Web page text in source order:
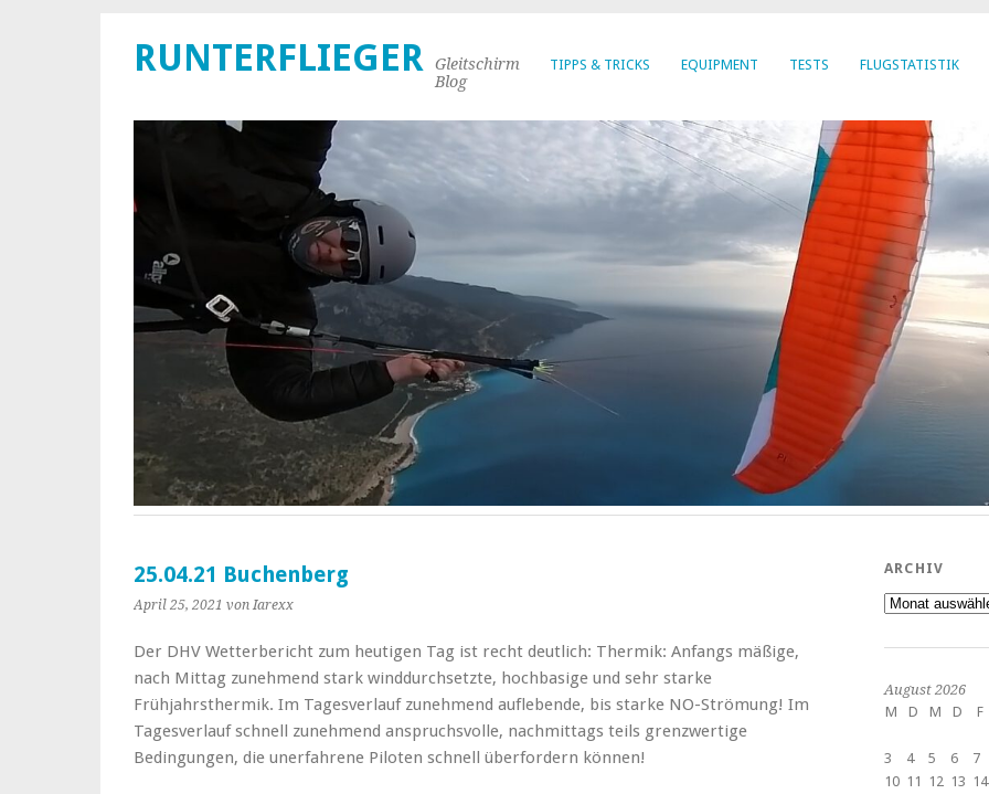
TIPPS & TRICKS EQUIPMENT TESTS FLUGSTATISTIK
RUNTERFLIEGER
Gleitschirm
Blog
25.04.21 Buchenberg
April 25, 2021 von Iarexx
Der DHV Wetterbericht zum heutigen Tag ist recht deutlich: Thermik: Anfangs mäßige,
nach Mittag zunehmend stark winddurchsetzte, hochbasige und sehr starke
Frühjahrsthermik. Im Tagesverlauf zunehmend auflebende, bis starke NO-Strömung! Im
Tagesverlauf schnell zunehmend anspruchsvolle, nachmittags teils grenzwertige
Bedingungen, die unerfahrene Piloten schnell überfordern können!
ARCHIV
Archiv
August 2026
M
D M D F
3
4 5 6 7
10 11 12 13 14